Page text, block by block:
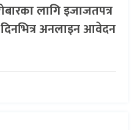
लागि इजाजतपत्र
दिनभित्र अनलाइन आवेदन